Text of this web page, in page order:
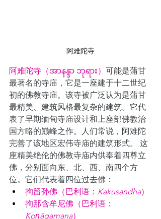
阿难陀寺
阿难陀寺（အာနန္ဒာ ဘုရား） 可能是蒲甘
最著名的寺庙，它是一座建于十二世纪
初的佛教寺庙。该寺被广泛认为是蒲甘
最精美、建筑风格最复杂的建筑。它代
表了早期缅甸寺庙设计和上座部佛教治
国方略的巅峰之作。人们常说，阿难陀
完善了该地区宏伟寺庙的建筑形式。 这
座精美绝伦的佛教寺庙内供奉着四尊立
佛，分别面向东、北、西、南四个方
位。它们代表着四位过去佛：
拘留孙佛（巴利语： Kakusandha）
拘那含牟尼佛（巴利语：
Koṇāgamana）